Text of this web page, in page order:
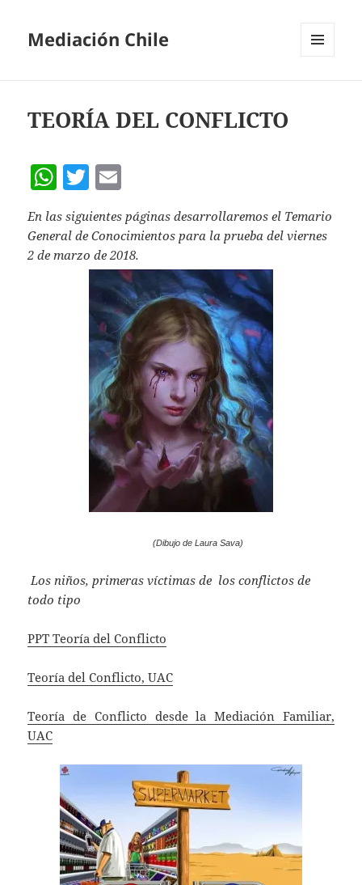
Mediación Chile
TEORÍA DEL CONFLICTO
W
h
at
s
T
w
itt
er
m
ai
l
En las siguientes páginas desarrollaremos el Temario
General de Conocimientos para la prueba del viernes
2 de marzo de 2018.
(Dibujo de Laura Sava)
Los niños, primeras víctimas de los conflictos de
todo tipo
PPT Teoría del Conflicto
Teoría del Conflicto, UAC
Teoría de Conflicto desde la Mediación Familiar,
UAC